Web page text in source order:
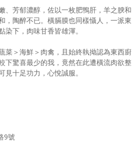
、芳郁濃醇，佐以一枚肥鴨肝，羊之腴和
，陶醉不已。橫膈膜也同樣懾人，一派東
染下，肉味甘香皆雄渾。
菜＞海鮮＞肉禽，且始終執拗認為東西廚
下驚喜最少的我，竟然在此遭橫流肉欲整
見十足功力，心悅誠服。
9號